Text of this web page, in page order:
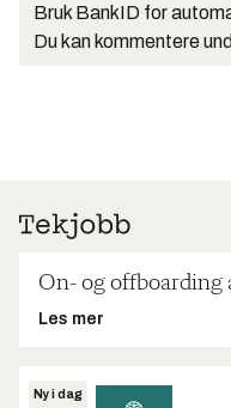
Bruk BankID for
Du kan kommentere
On- og offboarding
Les mer
Ny i dag